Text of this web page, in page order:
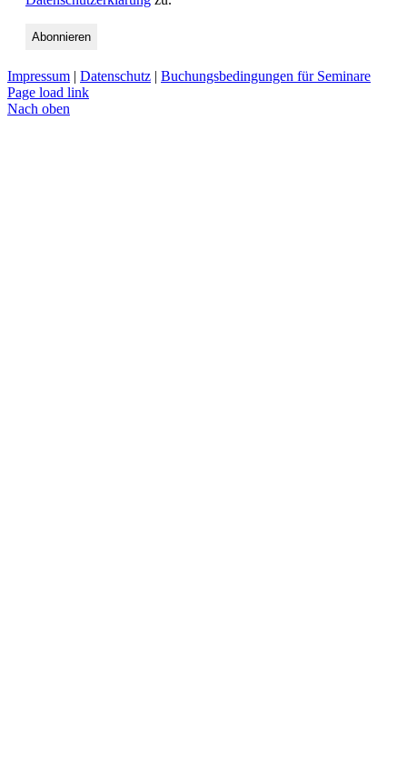
Impressum | Datenschutz | Buchungsbedingungen für Seminare
Page load link
Nach oben